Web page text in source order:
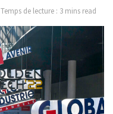
Temps de lecture : 3 mins read